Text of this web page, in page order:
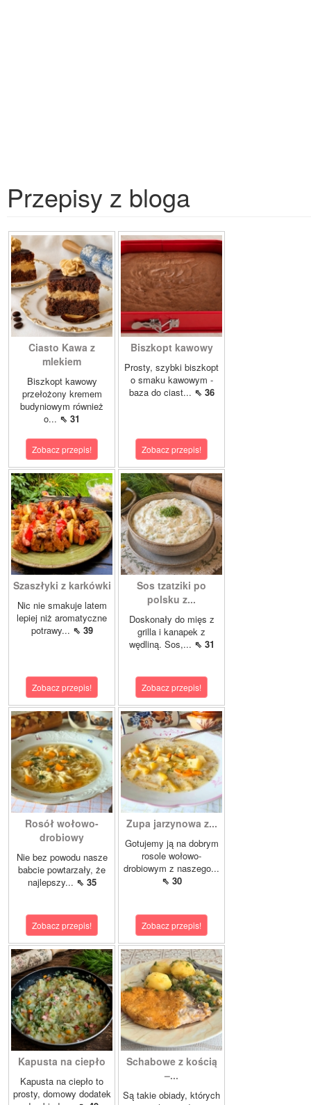
Przepisy z bloga
Ciasto Kawa z
mlekiem
Biszkopt kawowy
przełożony kremem
budyniowym również
o... ⇖ 31
Zobacz przepis!
Biszkopt kawowy
Prosty, szybki biszkopt
o smaku kawowym -
baza do ciast... ⇖ 36
Zobacz przepis!
Szaszłyki z karkówki
Nic nie smakuje latem
lepiej niż aromatyczne
potrawy... ⇖ 39
Zobacz przepis!
Sos tzatziki po
polsku z...
Doskonały do mięs z
grilla i kanapek z
wędliną. Sos,... ⇖ 31
Zobacz przepis!
Rosół wołowo-
drobiowy
Nie bez powodu nasze
babcie powtarzały, że
najlepszy... ⇖ 35
Zobacz przepis!
Zupa jarzynowa z...
Gotujemy ją na dobrym
rosole wołowo-
drobiowym z naszego...
⇖ 30
Zobacz przepis!
Kapusta na ciepło
Kapusta na ciepło to
prosty, domowy dodatek
Schabowe z kością
–...
Są takie obiady, których